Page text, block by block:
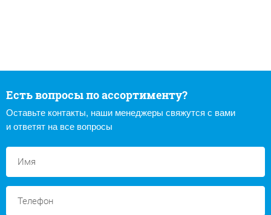
Есть вопросы по ассортименту?
Оставьте контакты, наши менеджеры свяжутся с вами
и ответят на все вопросы